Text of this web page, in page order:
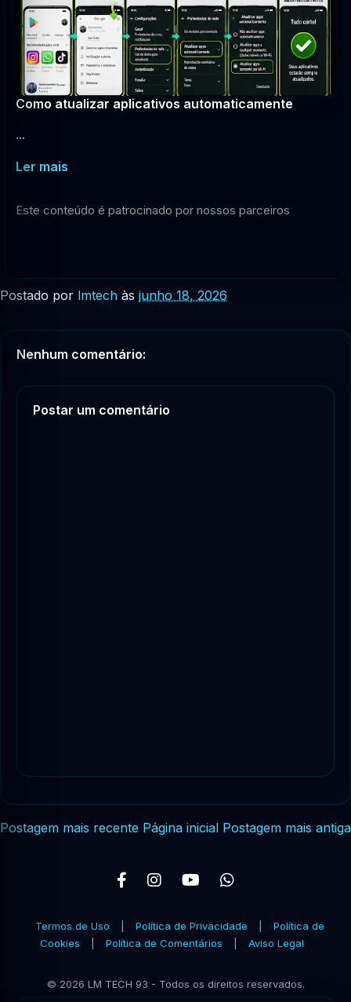
Como atualizar aplicativos automaticamente
...
Ler mais
Este conteúdo é patrocinado por nossos parceiros
Postado por lmtech às junho 18, 2026
Nenhum comentário:
Postar um comentário
Postagem mais recente Postagem mais antiga
Página inicial
Termos de Uso Política de Privacidade
Política de
Cookies
Política de Comentários Aviso Legal
© 2026 LM TECH 93 - Todos os direitos reservados.